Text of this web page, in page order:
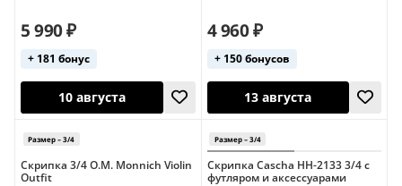
Размер – 3/4
5 990 ₽
+ 181 бонус
4 960 ₽
+ 150 бонусов
Скрипка 3/4 O.M. Monnich Violin
Outfit
Скрипка Cascha HH-2133 3/4 с
футляром и аксессуарами